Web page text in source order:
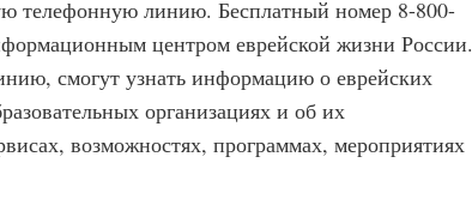
телефонную линию. Бесплатный номер 8-800-
центром еврейской жизни России.
смогут узнать информацию о еврейских
организациях и об их
возможностях, программах, мероприятиях